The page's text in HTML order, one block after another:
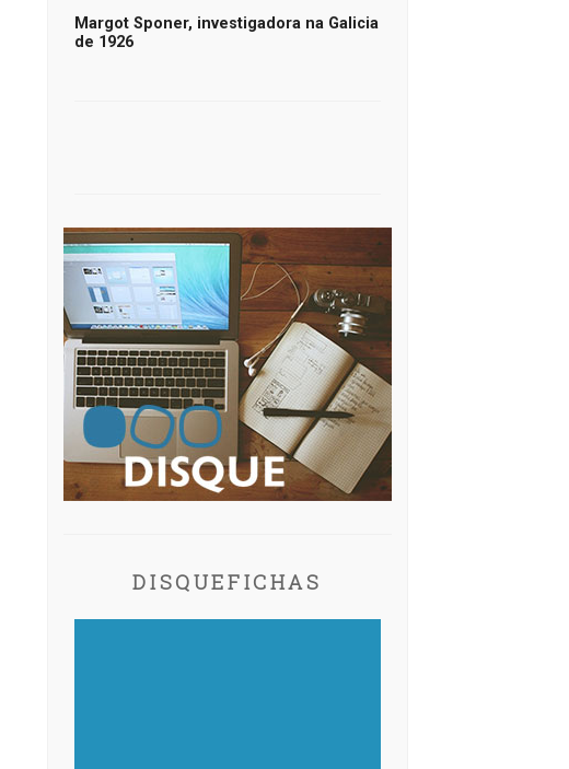
Margot Sponer, investigadora na Galicia
de 1926
DISQUEFICHAS